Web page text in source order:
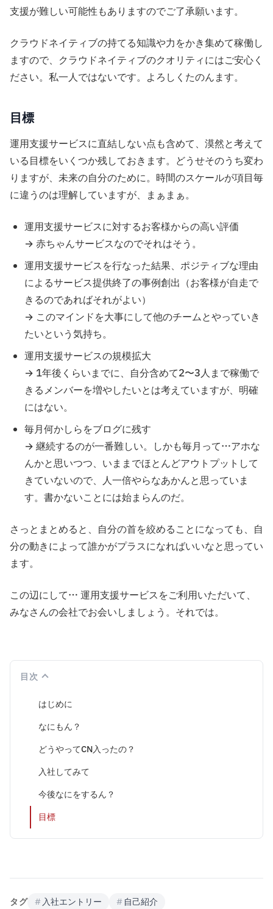
支援が難しい可能性もありますのでご了承願います。
クラウドネイティブの持てる知識や力をかき集めて稼働し
ますので、クラウドネイティブのクオリティにはご安心く
ださい。私一人ではないです。よろしくたのんます。
目標
運用支援サービスに直結しない点も含めて、漠然と考えて
いる目標をいくつか残しておきます。どうせそのうち変わ
りますが、未来の自分のために。時間のスケールが項目毎
に違うのは理解していますが、まぁまぁ。
運用支援サービスに対するお客様からの高い評価
→ 赤ちゃんサービスなのでそれはそう。
運用支援サービスを行なった結果、ポジティブな理由
によるサービス提供終了の事例創出（お客様が自走で
きるのであればそれがよい）
→ このマインドを大事にして他のチームとやっていき
たいという気持ち。
運用支援サービスの規模拡大
→ 1年後くらいまでに、自分含めて2〜3人まで稼働で
きるメンバーを増やしたいとは考えていますが、明確
にはない。
毎月何かしらをブログに残す
→ 継続するのが一番難しい。しかも毎月って…アホな
んかと思いつつ、いままでほとんどアウトプットして
きていないので、人一倍やらなあかんと思っていま
す。書かないことには始まらんのだ。
さっとまとめると、自分の首を絞めることになっても、自
分の動きによって誰かがプラスになればいいなと思ってい
ます。
この辺にして… 運用支援サービスをご利用いただいて、
みなさんの会社でお会いしましょう。それでは。
目次
はじめに
なにもん？
どうやってCN入ったの？
入社してみて
今後なにをするん？
目標
タグ #入社エントリー #自己紹介